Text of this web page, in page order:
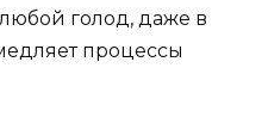
голод, даже в
процессы